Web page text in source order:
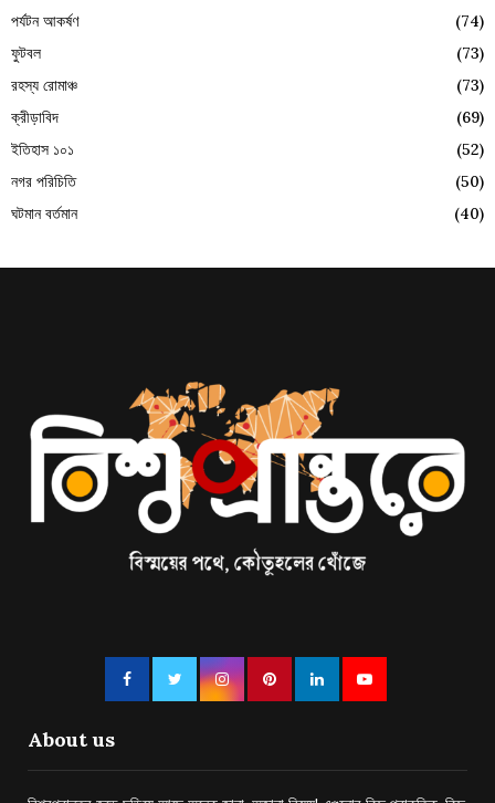
পর্যটন আকর্ষণ
(74)
ফুটবল
(73)
রহস্য রোমাঞ্চ
(73)
ক্রীড়াবিদ
(69)
ইতিহাস ১০১
(52)
নগর পরিচিতি
(50)
ঘটমান বর্তমান
(40)
About us